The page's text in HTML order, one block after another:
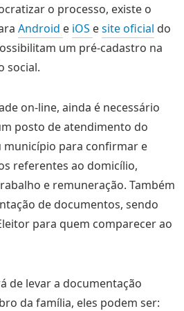
o processo, existe o
Android e iOS esite oficial do
um pré-cadastro na
social.
on-line, ainda é necessário
posto de atendimento do
município para confirmar e
referentes ao domicílio,
e remuneração. Também
de documentos, sendo
para quem comparecer ao
de levar a documentação
da família, eles podem ser: